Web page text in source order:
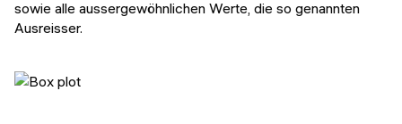
sowie alle aussergewöhnlichen Werte, die so genannten
Ausreisser.